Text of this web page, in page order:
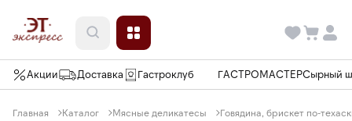
Акции Доставка Гастроклуб ГАСТРОМАСТЕРСырный
Главная Каталог Мясные деликатесы Говядина, брискет по-